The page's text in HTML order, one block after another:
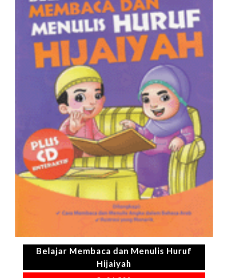
Belajar Membaca dan Menulis Huruf
Hijaiyah